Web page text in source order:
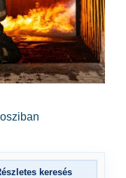
keresés